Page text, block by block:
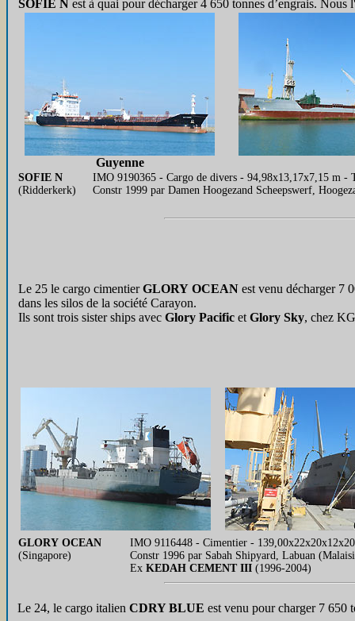
SOFIE N est à quai pour décharger 4 650 tonnes d’engrais.
Guyenne
SOFIE N
(Ridderkerk)
IMO 9190365 - Cargo de divers - 94,98x13,17x7,15 m
Constr 1999 par Damen Hoogezand Scheepswerf,
Le 25 le cargo cimentierGLORY OCEAN est venu décharger 7
dans les silos de la société Carayon.
Ils sont trois sister ships avec Glory Pacific et Glory Sky, chez
GLORY OCEAN
(Singapore)
IMO 9116448 - Cimentier -
Constr 1996 par Sabah Shipyard, Labuan
Ex KEDAH CEMENT III (1996-2004)
Le 24, le cargo italien CDRY BLUE est venu pour charger 7 650